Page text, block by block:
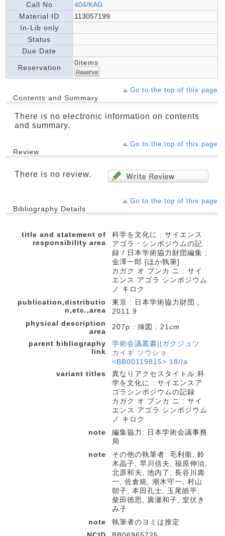
Call No
404/KAG
Material ID
113057199
In-Lib only
Status
Due Date
Reservation
0items
Go to the top of this page
Contents and Summary
There is no electronic information on contents
and summary.
Go to the top of this page
Review
There is no review.
Go to the top of this page
Bibliography Details
title and statement of
responsibility area
科学を文化に : サイエンス
アゴラ・シンポジウムの記
録 / 日本学術協力財団編集 ;
金澤一郎 [ほか執筆]
カガク オ ブンカ ニ : サイ
エンス アゴラ シンポジウム
ノ キロク
publication,distributio
n,etc.,area
東京 : 日本学術協力財団 ,
2011.9
physical description
area
207p : 挿図 ; 21cm
parent bibliography
link
学術会議叢書||ガクジュツ
カイギ ソウショ
<BB00119815> 18//a
variant titles
異なりアクセスタイトル:科
学を文化に : サイエンスア
ゴラシンポジウムの記録
カガク オ ブンカ ニ : サイ
エンス アゴラ シンポジウム
ノ キロク
note
編集協力: 日本学術会議事務
局
note
その他の執筆者: 毛利衛, 鈴
木晶子, 早川信夫, 福原伸治,
北原和夫, 池内了, 長谷川壽
一, 佐倉統, 潮木守一, 村山
朝子, 本田孔士, 玉尾皓平,
柴田徳思, 廣瀬和子, 室伏き
み子
note
執筆者のヨミは推定